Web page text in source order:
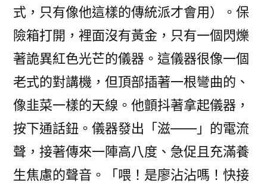
式，只有像他這樣的傳統派才會用）。保
險箱打開，裡面沒有黃金，只有一個閃爍
著詭異紅色光芒的儀器。這儀器很像一個
老式的對講機，但頂部插著一根彎曲的、
像韭菜一樣的天線。他顫抖著拿起儀器，
按下通話鈕。儀器發出「滋——」的電流
聲，接著傳來一陣高八度、急促且充滿養
生焦慮的聲音。「喂！是廖沾沾嗎！快接